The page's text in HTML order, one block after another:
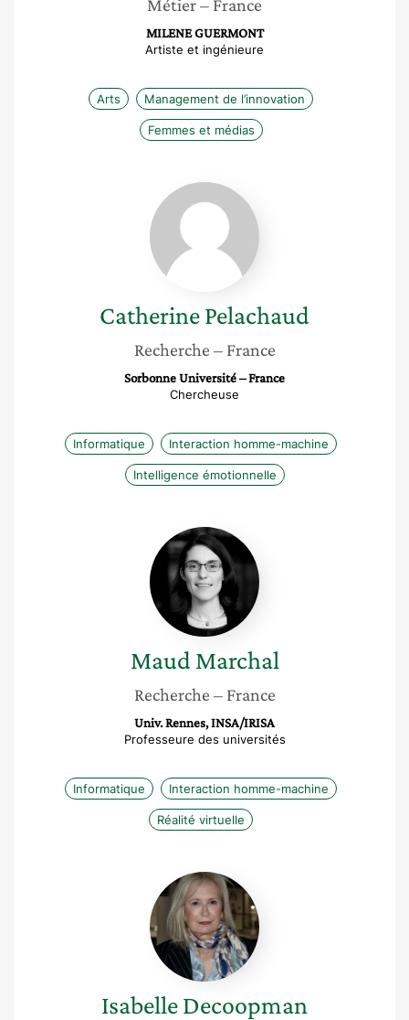
Métier– France
MILENE GUERMONT
Artiste et ingénieure
Arts Management de l’innovation
Femmes et médias
Catherine
Pelachaud
CatherinePelachaud
Recherche – France
Sorbonne Université – France
Chercheuse
Informatique Interaction homme-machine
Intelligence émotionnelle
Maud
Marchal
Maud Marchal
Recherche – France
Univ. Rennes, INSA/IRISA
Professeure des universités
Informatique Interaction homme-machine
Réalité virtuelle
Isabelle
Decoopman
IsabelleDecoopman